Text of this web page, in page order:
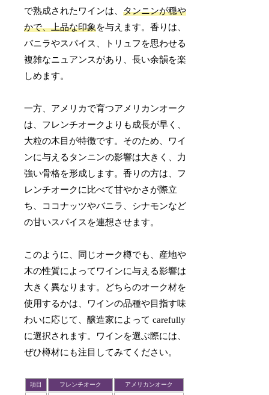
で熟成されたワインは、タンニンが穏や
かで、上品な印象を与えます。香りは、
バニラやスパイス、トリュフを思わせる
複雑なニュアンスがあり、長い余韻を楽
しめます。
一方、アメリカで育つアメリカンオーク
は、フレンチオークよりも成長が早く、
大粒の木目が特徴です。そのため、ワイ
ンに与えるタンニンの影響は大きく、力
強い骨格を形成します。香りの方は、フ
レンチオークに比べて甘やかさが際立
ち、ココナッツやバニラ、シナモンなど
の甘いスパイスを連想させます。
このように、同じオーク樽でも、産地や
木の性質によってワインに与える影響は
大きく異なります。どちらのオーク材を
使用するかは、ワインの品種や目指す味
わいに応じて、醸造家によって carefully
に選択されます。ワインを選ぶ際には、
ぜひ樽材にも注目してみてください。
項目 フレンチオーク アメリカンオーク